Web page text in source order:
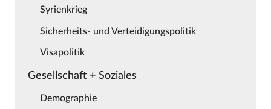
Syrienkrieg
Sicherheits- und Verteidigungspolitik
Visapolitik
Gesellschaft + Soziales
Demographie